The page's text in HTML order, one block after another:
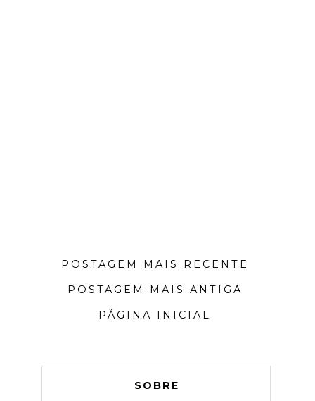
POSTAGEM MAIS RECENTE
POSTAGEM MAIS ANTIGA
PÁGINA INICIAL
SOBRE